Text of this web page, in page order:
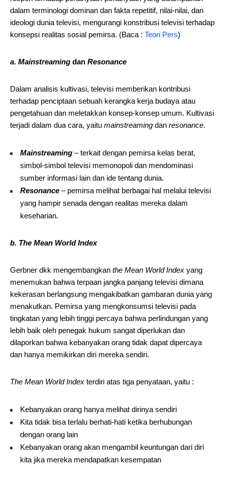
dalam terminologi dominan dan fakta repetitif, nilai-nilai, dan
ideologi dunia televisi, mengurangi konstribusi televisi terhadap
konsepsi realitas sosial pemirsa. (Baca : Teori Pers)
a. Mainstreaming dan Resonance
Dalam analisis kultivasi, televisi memberikan kontribusi
terhadap penciptaan sebuah kerangka kerja budaya atau
pengetahuan dan meletakkan konsep-konsep umum. Kultivasi
terjadi dalam dua cara, yaitu mainstreaming dan resonance.
Mainstreaming – terkait dengan pemirsa kelas berat,
simbol-simbol televisi memonopoli dan mendominasi
sumber informasi lain dan ide tentang dunia.
Resonance – pemirsa melihat berbagai hal melalui televisi
yang hampir senada dengan realitas mereka dalam
keseharian.
b. The Mean World Index
Gerbner dkk mengembangkan the Mean World Index yang
menemukan bahwa terpaan jangka panjang televisi dimana
kekerasan berlangsung mengakibatkan gambaran dunia yang
menakutkan. Pemirsa yang mengkonsumsi televisi pada
tingkatan yang lebih tinggi percaya bahwa perlindungan yang
lebih baik oleh penegak hukum sangat diperlukan dan
dilaporkan bahwa kebanyakan orang tidak dapat dipercaya
dan hanya memikirkan diri mereka sendiri.
The Mean World Index terdiri atas tiga penyataan, yaitu :
Kebanyakan orang hanya melihat dirinya sendiri
Kita tidak bisa terlalu berhati-hati ketika berhubungan
dengan orang lain
Kebanyakan orang akan mengambil keuntungan dari diri
kita jika mereka mendapatkan kesempatan